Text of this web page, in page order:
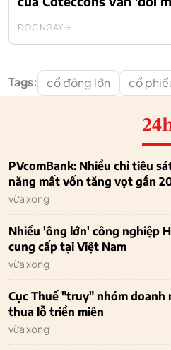
ĐỌC NGAY
Tags: cổ đông lớn cổ
PVcomBank: Nhiều chỉ tiêu
năng mất vốn tăng vọt gần
vừa xong
Nhiều 'ông lớn' công nghiệp
cung cấp tại Việt Nam
vừa xong
Cục Thuế "truy" nhóm doanh
thua lỗ triền miên
vừa xong